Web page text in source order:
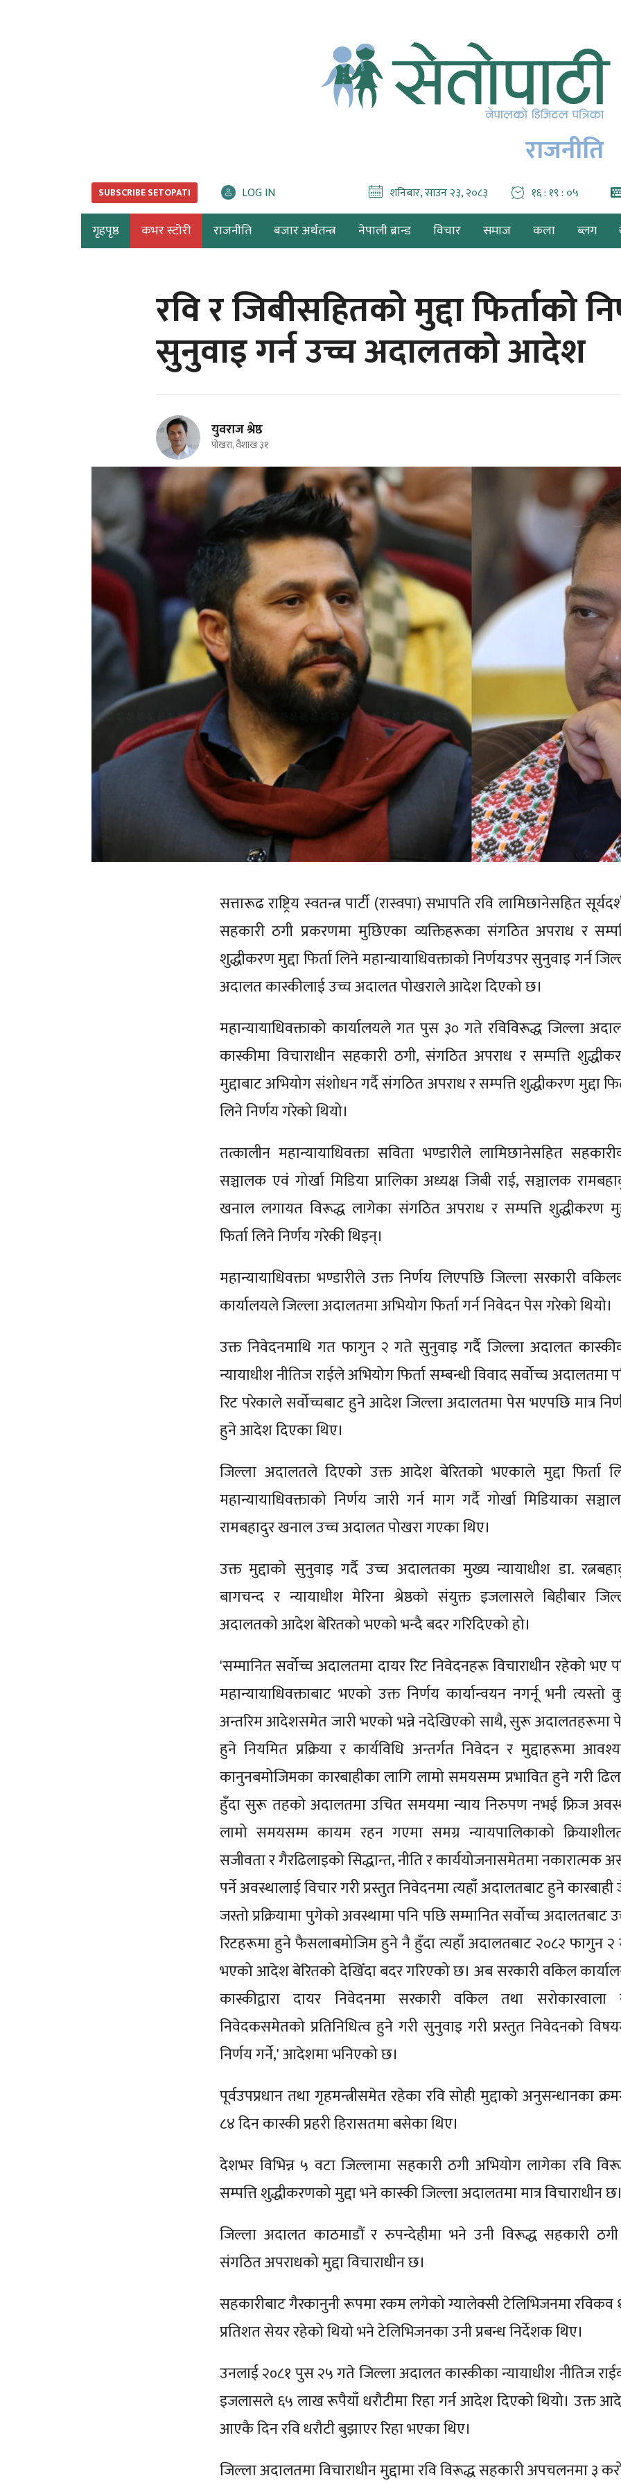
राजनीति
SUBSCRIBE SETOPATI LOG IN शनिबार, साउन २३, २०८३ १६ : १९ : ०७
गृहपृष्ठ कभर स्टोरी राजनीति बजार अर्थतन्त्र नेपाली ब्रान्ड विचार समाज कला ब्लग
रवि र जिबीसहितको मुद्दा फिर्ताको
सुनुवाइ गर्न उच्च अदालतको आदेश
युवराज श्रेष्ठ
पोखरा, वैशाख ३१
सत्तारूढ राष्ट्रिय स्वतन्त्र पार्टी (रास्वपा) सभापति रवि लामिछानेसहित
सहकारी ठगी प्रकरणमा मुछिएका व्यक्तिहरूका संगठित अपराध र
शुद्धीकरण मुद्दा फिर्ता लिने महान्यायाधिवक्ताको निर्णयउपर सुनुवाइ गर्न
अदालत कास्कीलाई उच्च अदालत पोखराले आदेश दिएको छ।
महान्यायाधिवक्ताको कार्यालयले गत पुस ३० गते रविविरूद्ध जिल्ला
कास्कीमा विचाराधीन सहकारी ठगी, संगठित अपराध र सम्पत्ति
मुद्दाबाट अभियोग संशोधन गर्दै संगठित अपराध र सम्पत्ति शुद्धीकरण मुद्दा
लिने निर्णय गरेको थियो।
तत्कालीन महान्यायाधिवक्ता सविता भण्डारीले लामिछानेसहित
सञ्चालक एवं गोर्खा मिडिया प्रालिका अध्यक्ष जिबी राई, सञ्चालक
खनाल लगायत विरूद्ध लागेका संगठित अपराध र सम्पत्ति शुद्धीकरण
फिर्ता लिने निर्णय गरेकी थिइन्।
महान्यायाधिवक्ता भण्डारीले उक्त निर्णय लिएपछि जिल्ला सरकारी
कार्यालयले जिल्ला अदालतमा अभियोग फिर्ता गर्न निवेदन पेस गरेको थियो।
उक्त निवेदनमाथि गत फागुन २ गते सुनुवाइ गर्दै जिल्ला अदालत
न्यायाधीश नीतिज राईले अभियोग फिर्ता सम्बन्धी विवाद सर्वोच्च अदालतमा
रिट परेकाले सर्वोच्चबाट हुने आदेश जिल्ला अदालतमा पेस भएपछि मात्र
हुने आदेश दिएका थिए।
जिल्ला अदालतले दिएको उक्त आदेश बेरितको भएकाले मुद्दा फिर्ता
महान्यायाधिवक्ताको निर्णय जारी गर्न माग गर्दै गोर्खा मिडियाका
रामबहादुर खनाल उच्च अदालत पोखरा गएका थिए।
उक्त मुद्दाको सुनुवाइ गर्दै उच्च अदालतका मुख्य न्यायाधीश डा.
बागचन्द र न्यायाधीश मेरिना श्रेष्ठको संयुक्त इजलासले बिहीबार
अदालतको आदेश बेरितको भएको भन्दै बदर गरिदिएको हो।
'सम्मानित सर्वोच्च अदालतमा दायर रिट निवेदनहरू विचाराधीन रहेको भए
महान्यायाधिवक्ताबाट भएको उक्त निर्णय कार्यान्वयन नगर्नू भनी त्यस्तो
अन्तरिम आदेशसमेत जारी भएको भन्ने नदेखिएको साथै, सुरू अदालतहरूमा
हुने नियमित प्रक्रिया र कार्यविधि अन्तर्गत निवेदन र मुद्दाहरूमा
कानुनबमोजिमका कारबाहीका लागि लामो समयसम्म प्रभावित हुने गरी
हुँदा सुरू तहको अदालतमा उचित समयमा न्याय निरुपण नभई फ्रिज
लामो समयसम्म कायम रहन गएमा समग्र न्यायपालिकाको
सजीवता र गैरढिलाइको सिद्धान्त, नीति र कार्ययोजनासमेतमा नकारात्मक
पर्ने अवस्थालाई विचार गरी प्रस्तुत निवेदनमा त्यहाँ अदालतबाट हुने
जस्तो प्रक्रियामा पुगेको अवस्थामा पनि पछि सम्मानित सर्वोच्च अदालतबाट
रिटहरूमा हुने फैसलाबमोजिम हुने नै हुँदा त्यहाँ अदालतबाट २०८२ फागुन २
भएको आदेश बेरितको देखिँदा बदर गरिएको छ। अब सरकारी वकिल
कास्कीद्वारा दायर निवेदनमा सरकारी वकिल तथा सरोकारवाला
निवेदकसमेतको प्रतिनिधित्व हुने गरी सुनुवाइ गरी प्रस्तुत निवेदनको
निर्णय गर्ने,' आदेशमा भनिएको छ।
पूर्वउपप्रधान तथा गृहमन्त्रीसमेत रहेका रवि सोही मुद्दाको अनुसन्धानका
८४ दिन कास्की प्रहरी हिरासतमा बसेका थिए।
देशभर विभिन्न ५ वटा जिल्लामा सहकारी ठगी अभियोग लागेका रवि
सम्पत्ति शुद्धीकरणको मुद्दा भने कास्की जिल्ला अदालतमा मात्र विचाराधीन छ।
जिल्ला अदालत काठमाडौं र रुपन्देहीमा भने उनी विरूद्ध सहकारी
संगठित अपराधको मुद्दा विचाराधीन छ।
सहकारीबाट गैरकानुनी रूपमा रकम लगेको ग्यालेक्सी टेलिभिजनमा रविकव
प्रतिशत सेयर रहेको थियो भने टेलिभिजनका उनी प्रबन्ध निर्देशक थिए।
उनलाई २०८१ पुस २५ गते जिल्ला अदालत कास्कीका न्यायाधीश नीतिज
इजलासले ६५ लाख रूपैयाँ धरौटीमा रिहा गर्न आदेश दिएको थियो। उक्त
आएकै दिन रवि धरौटी बुझाएर रिहा भएका थिए।
जिल्ला अदालतमा विचाराधीन मुद्दामा रवि विरूद्ध सहकारी अपचलनमा ३